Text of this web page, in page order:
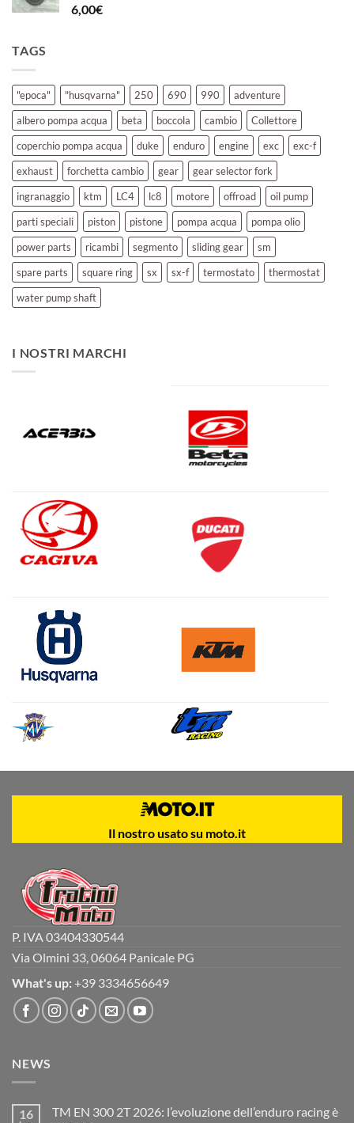
6,00€
TAGS
"epoca" "husqvarna" 250 690 990
adventure
albero pompa acqua
beta boccola cambio
Collettore
coperchio pompa acqua
duke enduro engine exc
exc-f
exhaust
forchetta cambio gear
gear selector fork
ingranaggio
ktm LC4 lc8 motore offroad
oil pump
parti speciali
piston pistone pompa acqua
pompa olio
power parts
ricambi segmento sliding gear
sm
spare parts
square ring sx sx-f termostato
thermostat
water pump shaft
I NOSTRI MARCHI
Il nostro usato su moto.it
P. IVA 03404330544
Via Olmini 33, 06064 Panicale PG
What's up: +39 3334656649
NEWS
16
TM EN 300 2T 2026: l’evoluzione dell’enduro racing è